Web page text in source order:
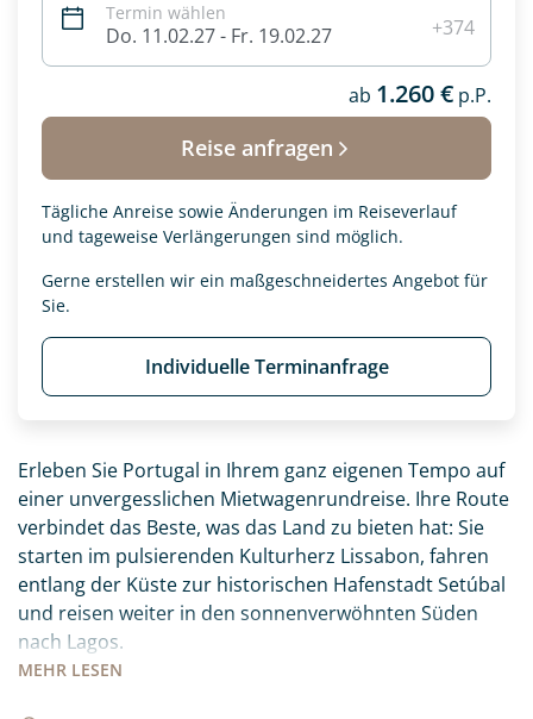
Termin wählen
Do. 11.02.27 - Fr. 19.02.27 +374
ab 1.260 € p.P.
Reise anfragen
Tägliche Anreise sowie Änderungen im Reiseverlauf
und tageweise Verlängerungen sind möglich.
Gerne erstellen wir ein maßgeschneidertes Angebot für
Sie.
Individuelle Terminanfrage
MEHR LESEN
Erleben Sie Portugal in Ihrem ganz eigenen Tempo auf
einer unvergesslichen Mietwagenrundreise. Ihre Route
verbindet das Beste, was das Land zu bieten hat: Sie
starten im pulsierenden Kulturherz Lissabon, fahren
entlang der Küste zur historischen Hafenstadt Setúbal
und reisen weiter in den sonnenverwöhnten Süden
nach Lagos.
Datenschutz & Transparenz ist uns sehr wichtig!
Die Anfrage wird via SSL verschlüsselt an unseren Server
geschickt. Mit Absenden des Formulars, erklären Sie, dass
Widerrufhinweisezur
Kenntnis genommen und akzeptiert haben.